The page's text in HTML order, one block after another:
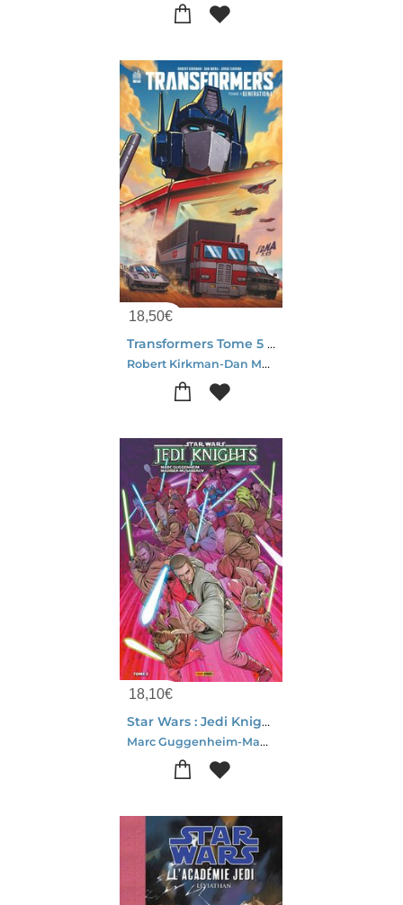
18,50€
Transformers Tome 5 : Generation 1
Robert Kirkman-Dan Mora-Jorge Corona
18,10€
Star Wars : Jedi Knights Tome 2
Marc Guggenheim-Madibek Musabekov